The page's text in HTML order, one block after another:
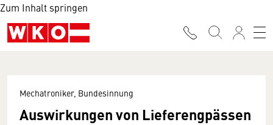
Zum Inhalt springen
Mechatroniker, Bundesinnung
Auswirkungen von Lieferengpässen